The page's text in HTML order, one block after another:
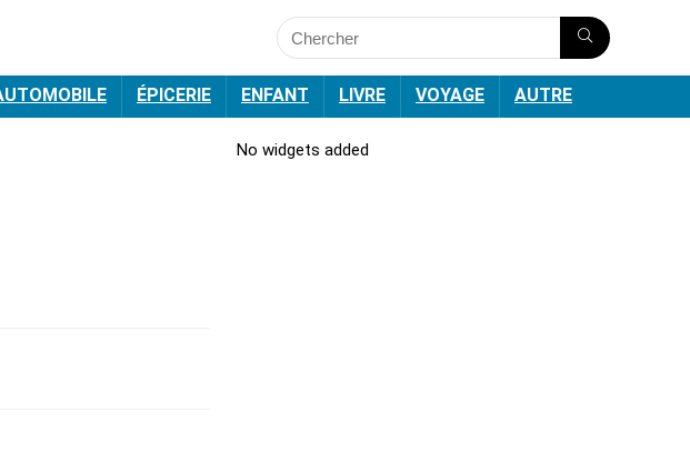
ÉPICERIE ENFANT LIVRE VOYAGE AUTRE
No widgets added